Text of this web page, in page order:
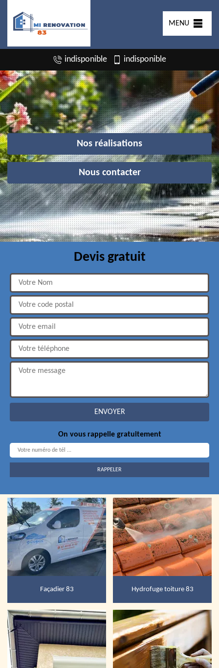
MENU
indisponible indisponible
Nos réalisations
Nous contacter
Devis gratuit
On vous rappelle gratuitement
Façadier 83 Hydrofuge toiture 83